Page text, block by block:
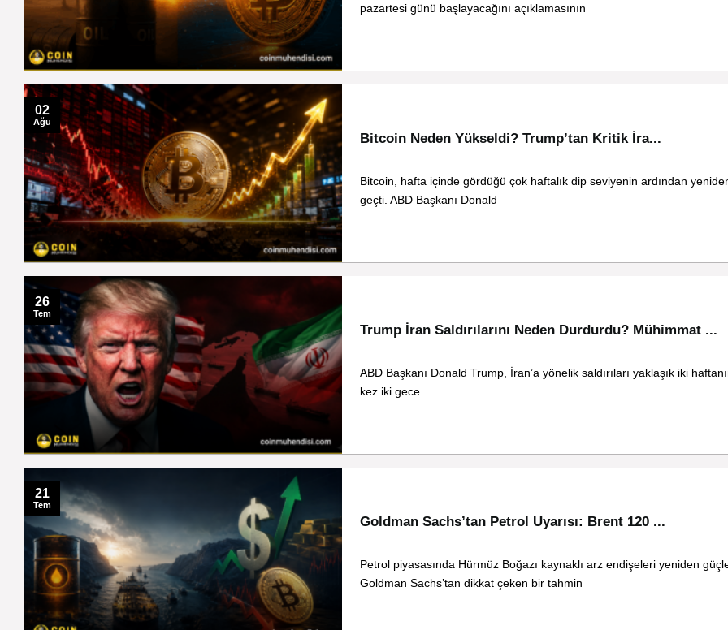
pazartesi günü başlayacağını açıklamasının
Bitcoin Neden Yükseldi? Trump’tan Kritik İra...
Bitcoin, hafta içinde gördüğü çok haftalık dip seviyenin ardından
geçti. ABD Başkanı Donald
02
Ağu
Trump İran Saldırılarını Neden Durdurdu? Mühimmat ...
ABD Başkanı Donald Trump, İran’a yönelik saldırıları yaklaşık iki
kez iki gece
26
Tem
Goldman Sachs’tan Petrol Uyarısı: Brent 120 ...
Petrol piyasasında Hürmüz Boğazı kaynaklı arz endişeleri yeniden
Goldman Sachs’tan dikkat çeken bir tahmin
21
Tem